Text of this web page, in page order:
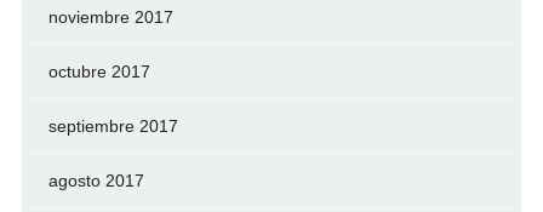
noviembre 2017
octubre 2017
septiembre 2017
agosto 2017